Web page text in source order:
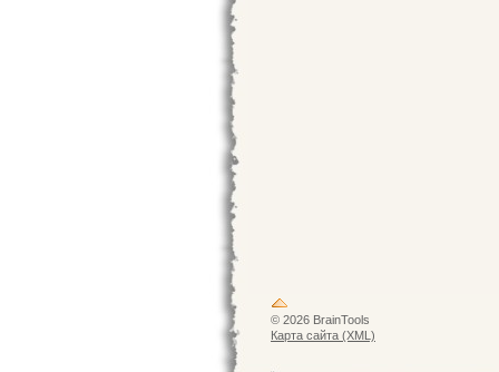
© 2026 BrainTools
Карта сайта (XML)